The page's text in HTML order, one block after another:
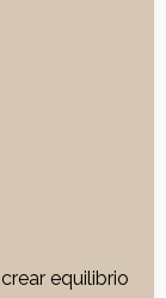
equilibrio